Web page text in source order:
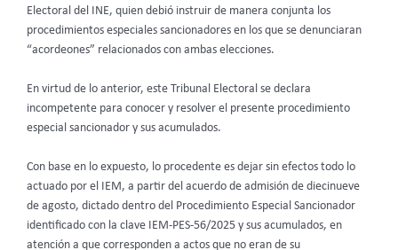
Electoral del INE, quien debió instruir de manera conjunta los
procedimientos especiales sancionadores en los que se denunciaran
“acordeones” relacionados con ambas elecciones.
En virtud de lo anterior, este Tribunal Electoral se declara
incompetente para conocer y resolver el presente procedimiento
especial sancionador y sus acumulados.
Con base en lo expuesto, lo procedente es dejar sin efectos todo lo
actuado por el IEM, a partir del acuerdo de admisión de diecinueve
de agosto, dictado dentro del Procedimiento Especial Sancionador
identificado con la clave IEM-PES-56/2025 y sus acumulados, en
atención a que corresponden a actos que no eran de su